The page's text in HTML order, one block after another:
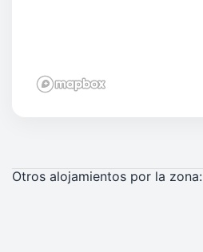
Otros alojamientos por la zona: